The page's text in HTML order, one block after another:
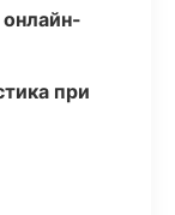
при